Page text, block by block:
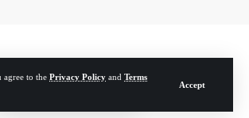
agree to the Privacy Policy and Terms
Accept
All Rights Reserved. | Developed By: